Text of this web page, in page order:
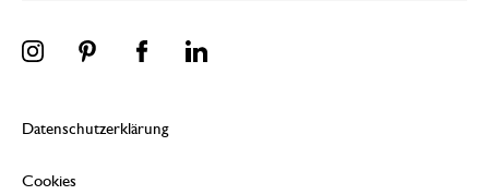
Datenschutzerklärung
Cookies